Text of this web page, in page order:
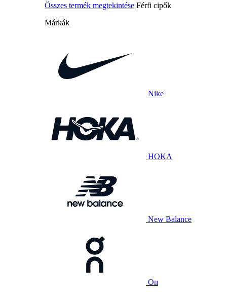
Összes termék megtekintése Férfi cipők
Márkák
Nike
HOKA
New Balance
On